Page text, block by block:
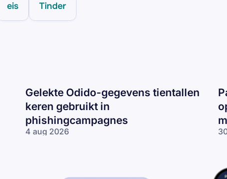
eis Tinder
Gelekte Odido-gegevens tientallen
keren gebruikt in
phishingcampagnes
4 aug 2026